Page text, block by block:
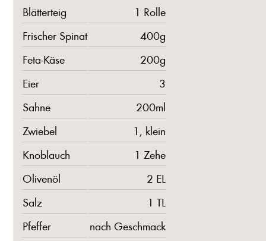
Blätterteig
1 Rolle
Frischer Spinat
400g
Feta-Käse
200g
Eier
3
Sahne
200ml
Zwiebel
1, klein
Knoblauch
1 Zehe
Olivenöl
2 EL
Salz
1 TL
Pfeffer
nach Geschmack